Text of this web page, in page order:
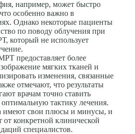
например, может быстро
особенно важно в
Однако некоторые пациенты
по поводу облучения при
который не использует
предоставляет более
мягких тканей и
изменения, связанные
отмечают, что результаты
врачам точно ставить
тактику лечения.
имеют свои плюсы и минусы, и
от конкретной клинической
специалистов.